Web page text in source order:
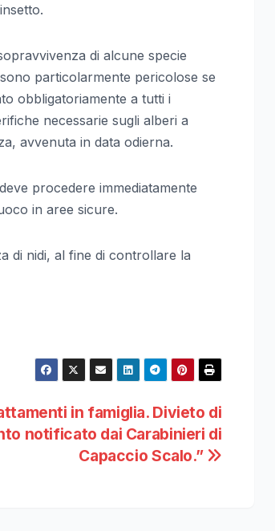
di alcune specie
particolarmente pericolose se
obbligatoriamente a tutti i
necessarie sugli alberi a
avvenuta in data odierna.
procedere immediatamente
in aree sicure.
di nidi, al fine di controllare la
in famiglia. Divieto di
notificato dai Carabinieri di
Capaccio Scalo.”